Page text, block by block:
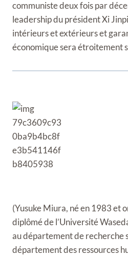
communiste deux fois par
leadership du président Xi
intérieurs et extérieurs et
économique sera étroitement
(Yusuke Miura, né en 1983 et
diplômé de l’Université
au département de recherche
département des ressources